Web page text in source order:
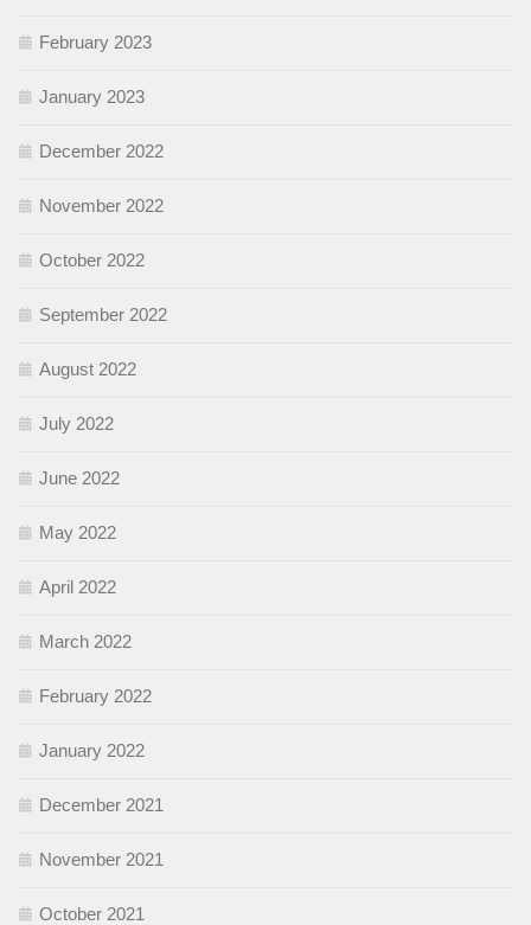
February 2023
January 2023
December 2022
November 2022
October 2022
September 2022
August 2022
July 2022
June 2022
May 2022
April 2022
March 2022
February 2022
January 2022
December 2021
November 2021
October 2021